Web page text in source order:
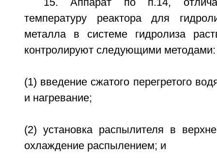
15. Аппарат по п.14,
температуру реактора для
металла в системе гидролиза
контролируют следующими методами:
(1) введение сжатого перегретого
и нагревание;
(2) установка распылителя в
охлаждение распылением; и